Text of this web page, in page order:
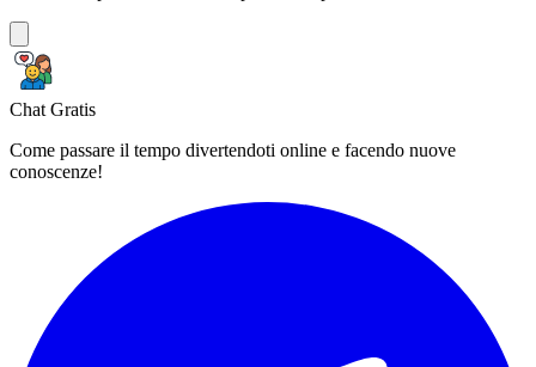
Chat Gratis
Come passare il tempo divertendoti online e facendo nuove
conoscenze!